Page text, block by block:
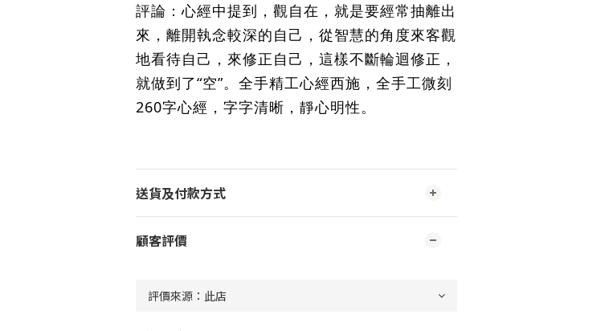
評論：心經中提到，觀自在，就是要經常抽離出
來，離開執念較深的自己，從智慧的角度來客觀
地看待自己，來修正自己，這樣不斷輪迴修正，
就做到了“空”。 全手精工心經西施，全手工微刻
260字心經，字字清晰，靜心明性。
送貨及付款方式
顧客評價